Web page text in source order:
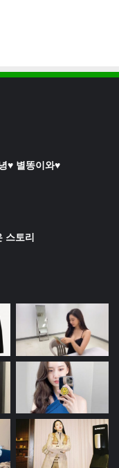
♥ 별똥이와♥
스토리